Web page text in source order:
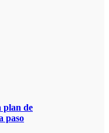
plan de
paso